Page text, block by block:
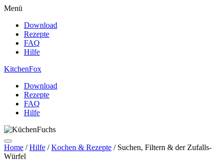
Menü
Download
Rezepte
FAQ
Hilfe
KitchenFox
Download
Rezepte
FAQ
Hilfe
Home / Hilfe / Kochen & Rezepte / Suchen, Filtern & der Zufalls-
Würfel